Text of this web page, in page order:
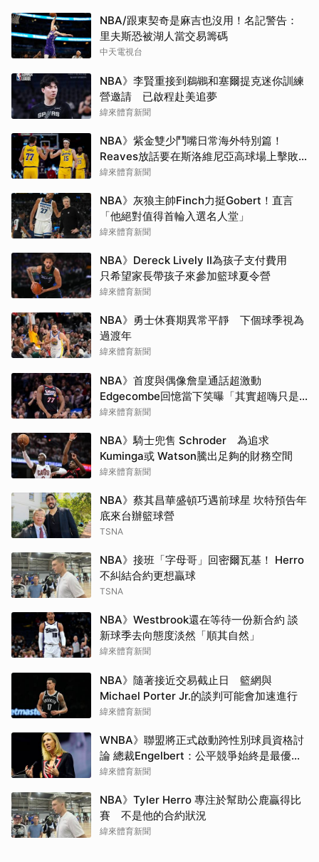
NBA/跟東契奇是麻吉也沒用！名記警告：
里夫斯恐被湖人當交易籌碼
中天電視台
NBA》李賢重接到鵜鶘和塞爾提克迷你訓練
營邀請 已啟程赴美追夢
緯來體育新聞
NBA》紫金雙少鬥嘴日常海外特別篇！
Reaves放話要在斯洛維尼亞高球場上擊敗
Doncic
緯來體育新聞
NBA》灰狼主帥Finch力挺Gobert！直言
「他絕對值得首輪入選名人堂」
緯來體育新聞
NBA》Dereck Lively II為孩子支付費用
只希望家長帶孩子來參加籃球夏令營
緯來體育新聞
NBA》勇士休賽期異常平靜 下個球季視為
過渡年
緯來體育新聞
NBA》首度與偶像詹皇通話超激動
Edgecombe回憶當下笑曝「其實超嗨只是
在裝酷」
緯來體育新聞
NBA》騎士兜售 Schroder 為追求
Kuminga或 Watson騰出足夠的財務空間
緯來體育新聞
NBA》蔡其昌華盛頓巧遇前球星 坎特預告年
底來台辦籃球營
TSNA
NBA》接班「字母哥」回密爾瓦基！ Herro
不糾結合約更想贏球
TSNA
NBA》Westbrook還在等待一份新合約 談
新球季去向態度淡然「順其自然」
緯來體育新聞
NBA》隨著接近交易截止日 籃網與
Michael Porter Jr.的談判可能會加速進行
緯來體育新聞
WNBA》聯盟將正式啟動跨性別球員資格討
論 總裁Engelbert：公平競爭始終是最優先
事項
緯來體育新聞
NBA》Tyler Herro 專注於幫助公鹿贏得比
賽 不是他的合約狀況
緯來體育新聞